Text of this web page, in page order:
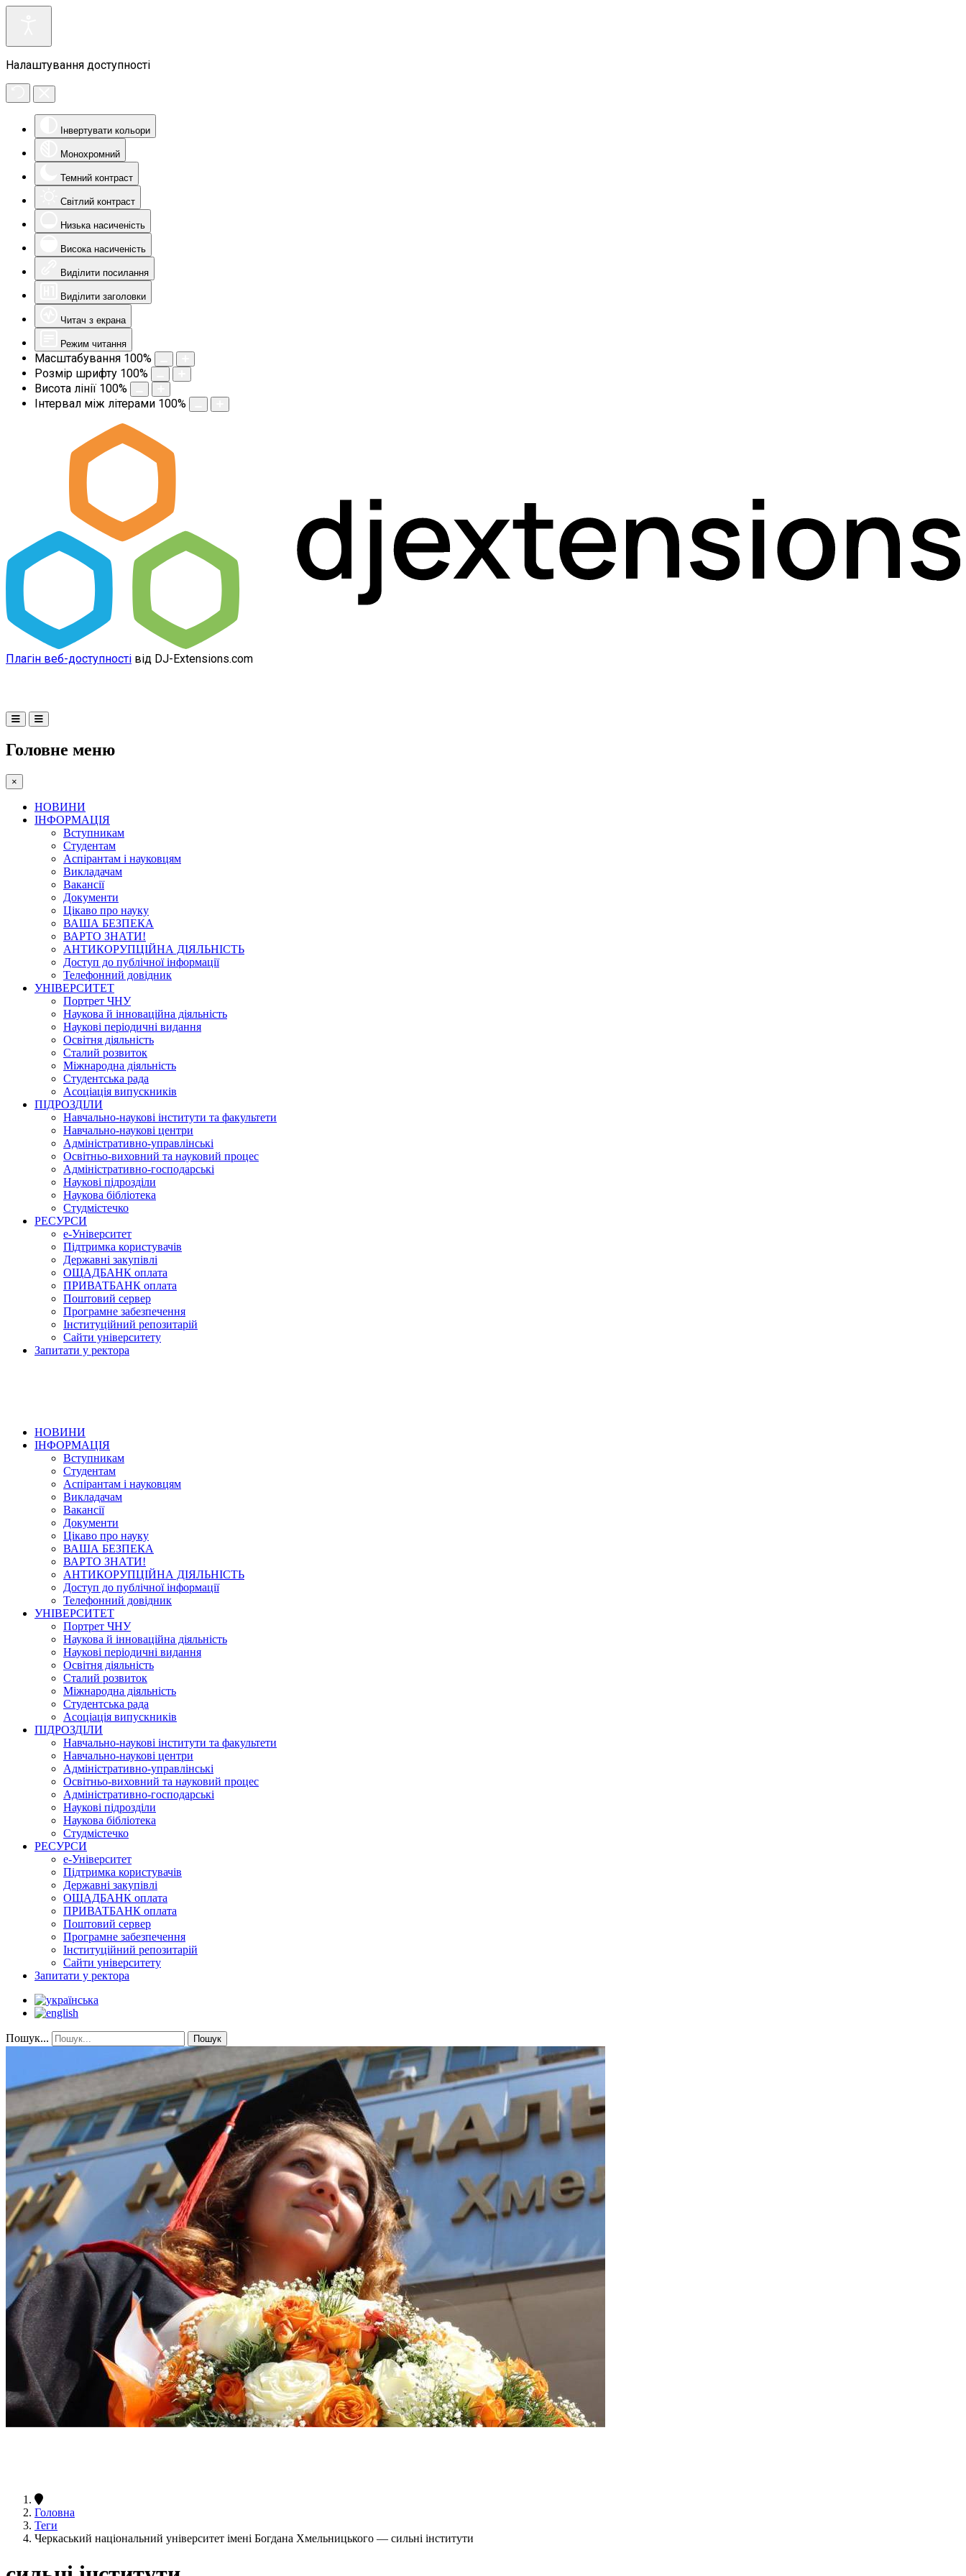
Налаштування доступності
Інвертувати кольори
Монохромний
Темний контраст
Світлий контраст
Низька насиченість
Висока насиченість
Виділити посилання
Виділити заголовки
Читач з екрана
Режим читання
Масштабування 100%
Розмір шрифту 100%
Висота лінії 100%
Інтервал між літерами 100%
Плагін веб-доступності від DJ-Extensions.com
Головне меню
×
НОВИНИ
ІНФОРМАЦІЯ
Вступникам
Студентам
Аспірантам і науковцям
Викладачам
Вакансії
Документи
Цікаво про науку
ВАША БЕЗПЕКА
ВАРТО ЗНАТИ!
АНТИКОРУПЦІЙНА ДІЯЛЬНІСТЬ
Доступ до публічної інформації
Телефонний довідник
УНІВЕРСИТЕТ
Портрет ЧНУ
Наукова й інноваційна діяльність
Наукові періодичні видання
Освітня діяльність
Сталий розвиток
Міжнародна діяльність
Студентська рада
Асоціація випускників
ПІДРОЗДІЛИ
Навчально-наукові інститути та факультети
Навчально-наукові центри
Адміністративно-управлінські
Освітньо-виховний та науковий процес
Адміністративно-господарські
Наукові підрозділи
Наукова бібліотека
Студмістечко
РЕСУРСИ
е-Університет
Підтримка користувачів
Державні закупівлі
ОЩАДБАНК оплата
ПРИВАТБАНК оплата
Поштовий сервер
Програмне забезпечення
Інституційний репозитарій
Сайти університету
Запитати у ректора
НОВИНИ
ІНФОРМАЦІЯ
Вступникам
Студентам
Аспірантам і науковцям
Викладачам
Вакансії
Документи
Цікаво про науку
ВАША БЕЗПЕКА
ВАРТО ЗНАТИ!
АНТИКОРУПЦІЙНА ДІЯЛЬНІСТЬ
Доступ до публічної інформації
Телефонний довідник
УНІВЕРСИТЕТ
Портрет ЧНУ
Наукова й інноваційна діяльність
Наукові періодичні видання
Освітня діяльність
Сталий розвиток
Міжнародна діяльність
Студентська рада
Асоціація випускників
ПІДРОЗДІЛИ
Навчально-наукові інститути та факультети
Навчально-наукові центри
Адміністративно-управлінські
Освітньо-виховний та науковий процес
Адміністративно-господарські
Наукові підрозділи
Наукова бібліотека
Студмістечко
РЕСУРСИ
е-Університет
Підтримка користувачів
Державні закупівлі
ОЩАДБАНК оплата
ПРИВАТБАНК оплата
Поштовий сервер
Програмне забезпечення
Інституційний репозитарій
Сайти університету
Запитати у ректора
Пошук... Пошук
Головна
Теги
Черкаський національний університет імені Богдана Хмельницького — сильні інститути